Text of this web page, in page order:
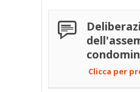
Clicca per